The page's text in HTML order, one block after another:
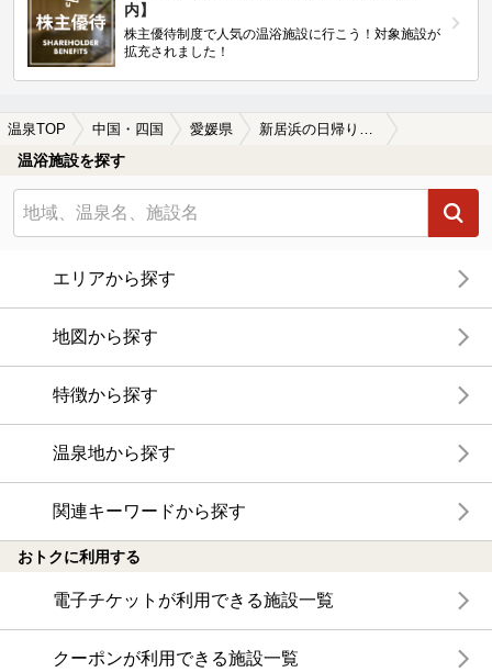
内】
株主優待制度で人気の温浴施設に行こう！対象施設が
拡充されました！
温泉TOP 中国・四国 愛媛県 新居浜の日帰り温泉、スーパー銭湯おすすめ
温浴施設を探す
エリアから探す
地図から探す
特徴から探す
温泉地から探す
関連キーワードから探す
おトクに利用する
電子チケットが利用できる施設一覧
クーポンが利用できる施設一覧